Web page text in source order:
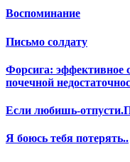
Воспоминание
Письмо солдату
Форсига: эффективное
почечной
Если любишь-
Я боюсь тебя потерять..